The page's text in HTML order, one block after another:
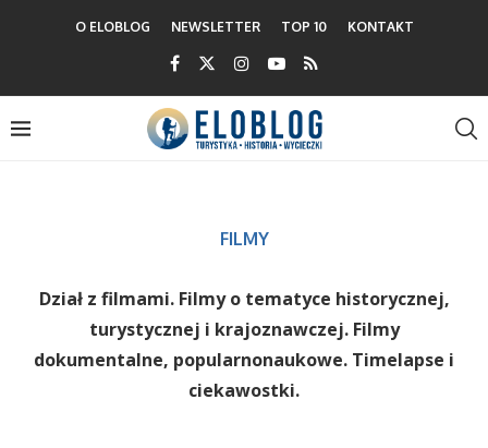
O ELOBLOG NEWSLETTER TOP 10 KONTAKT
FILMY
Dział z filmami. Filmy o tematyce historycznej,
turystycznej i krajoznawczej. Filmy
dokumentalne, popularnonaukowe. Timelapse i
ciekawostki.